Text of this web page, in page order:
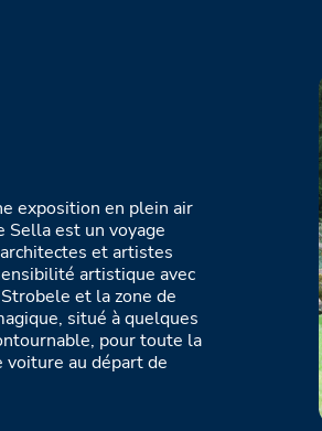
exposition en plein air
Sella est un voyage
et artistes
artistique avec
et la zone de
situé à quelques
pour toute la
au départ de